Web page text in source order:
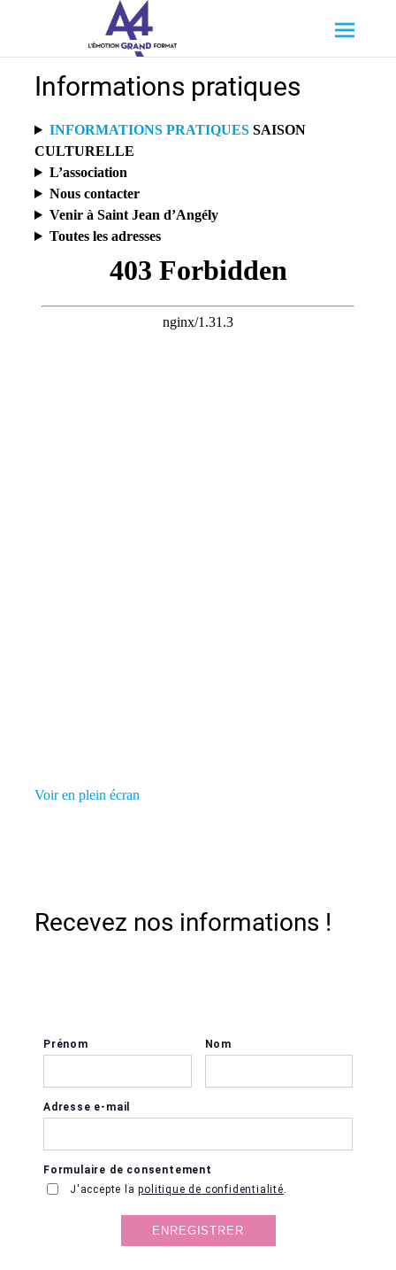
principal
A4 Spectacle Vivant
Informations pratiques
INFORMATIONS PRATIQUESSAISON
CULTURELLE
L’association
Nous contacter
Venir à Saint Jean d’Angély
Toutes les adresses
Voir en plein écran
Recevez nos informations !